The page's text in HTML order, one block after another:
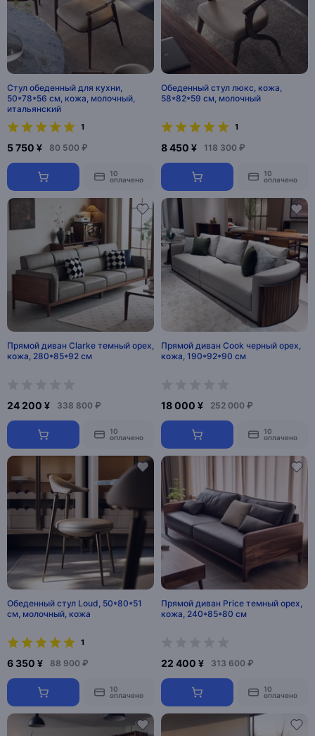
Стул обеденный для кухни,
50*78*56 см, кожа, молочный,
итальянский
1
5 750 ¥ 80 500 ₽
10
оплачено
Обеденный стул люкс, кожа,
58*82*59 см, молочный
1
8 450 ¥ 118 300 ₽
10
оплачено
Прямой диван Clarke темный орех,
кожа, 280*85*92 см
24 200 ¥ 338 800 ₽
10
оплачено
Прямой диван Cook черный орех,
кожа, 190*92*90 см
18 000 ¥ 252 000 ₽
10
оплачено
Обеденный стул Loud, 50*80*51
см, молочный, кожа
1
6 350 ¥ 88 900 ₽
10
оплачено
Прямой диван Price темный орех,
кожа, 240*85*80 см
22 400 ¥ 313 600 ₽
10
оплачено